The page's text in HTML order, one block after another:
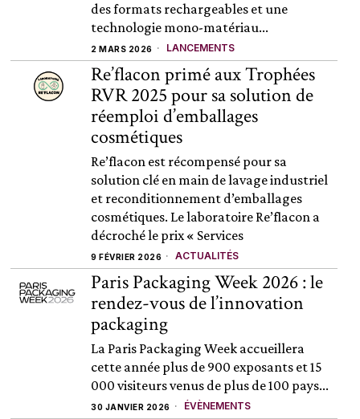
des formats rechargeables et une
technologie mono-matériau...
2 MARS 2026 LANCEMENTS
Re’flacon primé aux Trophées
RVR 2025 pour sa solution de
réemploi d’emballages
cosmétiques
Re’flacon est récompensé pour sa
solution clé en main de lavage industriel
et reconditionnement d’emballages
cosmétiques. Le laboratoire Re’flacon a
décroché le prix « Services
9 FÉVRIER 2026 ACTUALITÉS
Paris Packaging Week 2026 : le
rendez-vous de l’innovation
packaging
La Paris Packaging Week accueillera
cette année plus de 900 exposants et 15
000 visiteurs venus de plus de 100 pays...
30 JANVIER 2026 ÉVÈNEMENTS